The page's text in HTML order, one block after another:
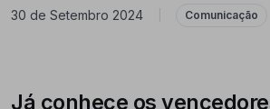
30 de Setembro 2024 Comunicação
Já conhece os